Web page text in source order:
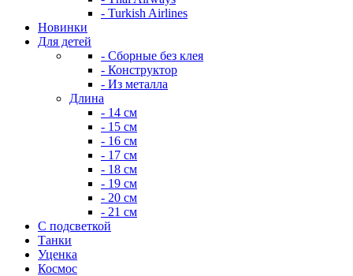
- Turkish Airlines
Новинки
Для детей
- Сборные без клея
- Конструктор
- Из металла
Длина
- 14 см
- 15 см
- 16 см
- 17 см
- 18 см
- 19 см
- 20 см
- 21 см
С подсветкой
Танки
Уценка
Космос